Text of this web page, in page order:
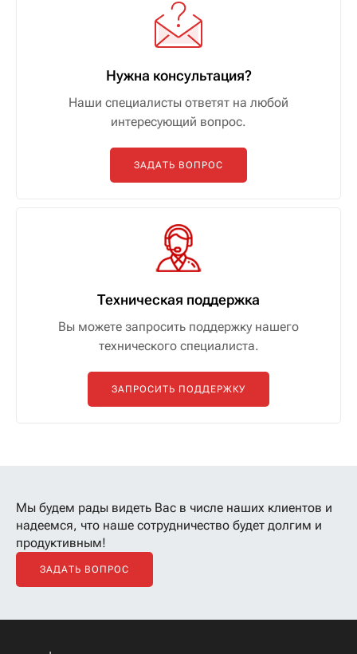
Нужна консультация?
Наши специалисты ответят на любой
интересующий вопрос.
ЗАДАТЬ ВОПРОС
Техническая поддержка
Вы можете запросить поддержку нашего
технического специалиста.
ЗАПРОСИТЬ ПОДДЕРЖКУ
Мы будем рады видеть Вас в числе наших клиентов и
надеемся, что наше сотрудничество будет долгим и
продуктивным!
ЗАДАТЬ ВОПРОС